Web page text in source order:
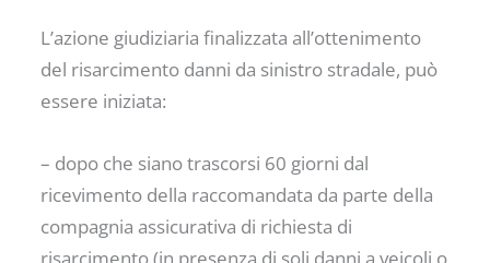
L’azione giudiziaria finalizzata all’ottenimento
del risarcimento danni da sinistro stradale, può
essere iniziata:
– dopo che siano trascorsi 60 giorni dal
ricevimento della raccomandata da parte della
compagnia assicurativa di richiesta di
risarcimento (in presenza di soli danni a veicoli o